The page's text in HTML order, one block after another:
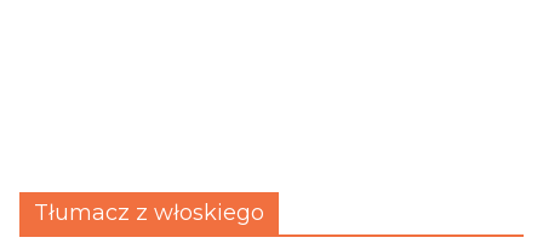
Tłumacz z włoskiego